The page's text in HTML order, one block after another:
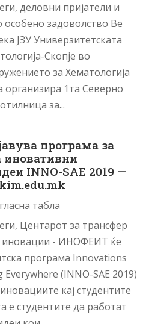
деловни пријатели и
задоволство Ве
ЈЗУ Универзитетската
Скопје во
за Хематологија
организира 1та Северно
за...
програма за
INNO-SAE 2019 —
табла
Центарот за трансфер
иновации - ИНОФЕИТ ќе
програма Innovations
(INNO-SAE 2019)
кај студентите
е студентите да работат